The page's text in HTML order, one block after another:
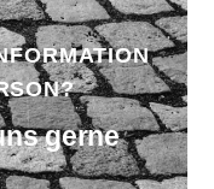
gerne